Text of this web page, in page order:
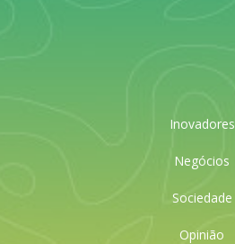
Inovadores
Negócios
Sociedade
Opinião